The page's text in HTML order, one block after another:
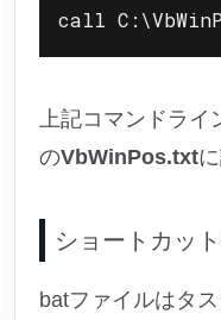
call
上記コマンドラ
のVbWinPos.txt
ショートカッ
batファイルはタ